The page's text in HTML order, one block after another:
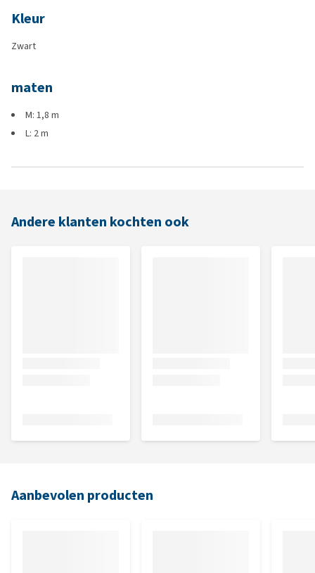
Kleur
Zwart
maten
M: 1,8 m
L: 2 m
Andere klanten kochten ook
Aanbevolen producten